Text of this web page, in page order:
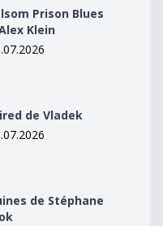
Prison Blues
Klein
de Vladek
de Stéphane